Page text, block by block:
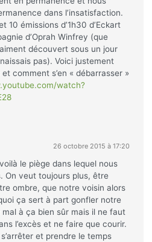
dans l’insatisfaction.
10 émissions d’1h30 d’Eckart
d’Oprah Winfrey (que
découvert sous un jour
pas). Voici justement
et comment s’en « débarrasser »
watch?
26 octobre 2015 à 17:20
le piège dans lequel nous
On veut toujours plus, être
ombre, que notre voisin alors
ça sert à part gonfler notre
mal à ça bien sûr mais il ne faut
l’excès et ne faire que courir.
et prendre le temps